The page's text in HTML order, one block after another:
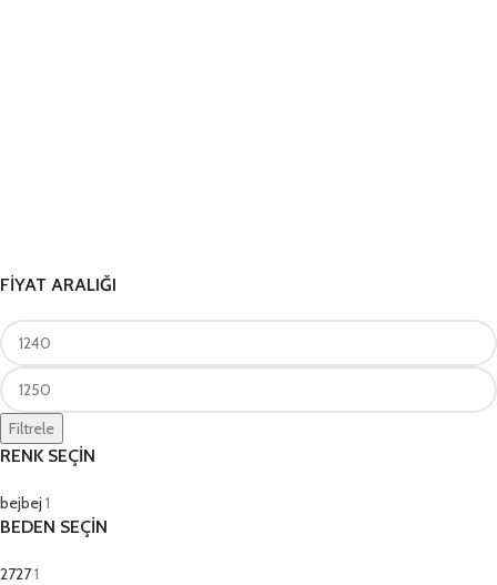
FİYAT ARALIĞI
Filtrele
RENK SEÇİN
bejbej 1
BEDEN SEÇİN
27271